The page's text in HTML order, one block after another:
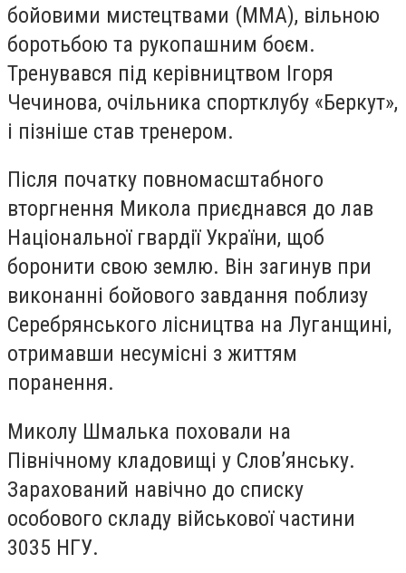
бойовими мистецтвами (MMA), вільною
боротьбою та рукопашним боєм.
Тренувався під керівництвом Ігоря
Чечинова, очільника спортклубу «Беркут»,
і пізніше став тренером.
Після початку повномасштабного
вторгнення Микола приєднався до лав
Національної гвардії України, щоб
боронити свою землю. Він загинув при
виконанні бойового завдання поблизу
Серебрянського лісництва на Луганщині,
отримавши несумісні з життям
поранення.
Миколу Шмалька поховали на
Північному кладовищі у Слов’янську.
Зарахований навічно до списку
особового складу військової частини
3035 НГУ.